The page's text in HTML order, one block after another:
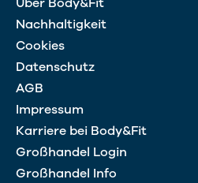
Nachhaltigkeit
Cookies
Datenschutz
AGB
Impressum
Karriere bei Body&Fit
Großhandel Login
Großhandel Info